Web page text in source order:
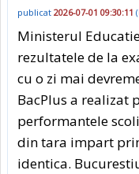
publicat 2026-07-01 09:30:11 (
Ministerul
rezultatele de la
cu o zi mai
BacPlus a realizat
performantele
din tara impart
identica.